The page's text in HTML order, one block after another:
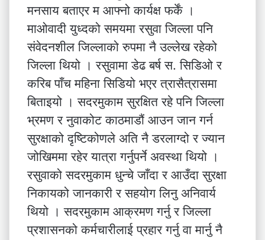
मनसाय बताएर म आफ्नो कार्यक्ष फर्कें ।
माओवादी युध्दको समयमा रसुवा जिल्ला पनि
संवेदनशील जिल्लाको रुपमा नै उल्लेख रहेको
जिल्ला थियो । रसुवामा डेढ बर्ष स. सिडिओ र
करिब पाँच महिना सिडियो भएर त्रासैत्रासमा
बिताइयो । सदरमुकाम सुरक्षित रहे पनि जिल्ला
भ्रमण र नुवाकोट काठमाडौं आउन जान गर्न
सुरक्षाको दृष्टिकोणले अति नै डरलाग्दो र ज्यान
जोखिममा रहेर यात्रा गर्नुपर्ने अवस्था थियो ।
रसुवाको सदरमुकाम धुन्चे जाँदा र आउँदा सुरक्षा
निकायको जानकारी र सहयोग लिनु अनिवार्य
थियो । सदरमुकाम आक्रमण गर्नु र जिल्ला
प्रशासनको कर्मचारीलाई प्रहार गर्नु वा मार्नु नै